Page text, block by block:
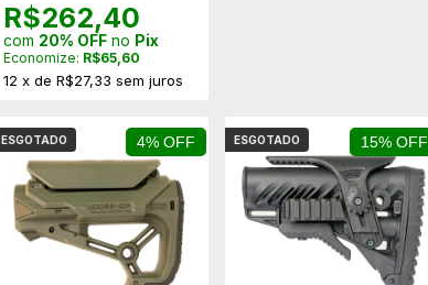
R$262,40
com 20% OFF no Pix
Economize: R$65,60
12 x de R$27,33 sem juros
4% OFF
ESGOTADO 15% OFF
ESGOTADO